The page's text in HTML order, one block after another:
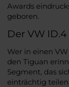
Awards
geboren.
Der VW
Wer in einen
den Tiguan
Segment, das
einträchtig